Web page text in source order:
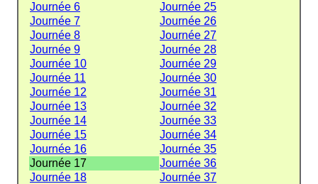
Journée 6
Journée 25
Journée 7
Journée 26
Journée 8
Journée 27
Journée 9
Journée 28
Journée 10
Journée 29
Journée 11
Journée 30
Journée 12
Journée 31
Journée 13
Journée 32
Journée 14
Journée 33
Journée 15
Journée 34
Journée 16
Journée 35
Journée 17
Journée 36
Journée 18
Journée 37